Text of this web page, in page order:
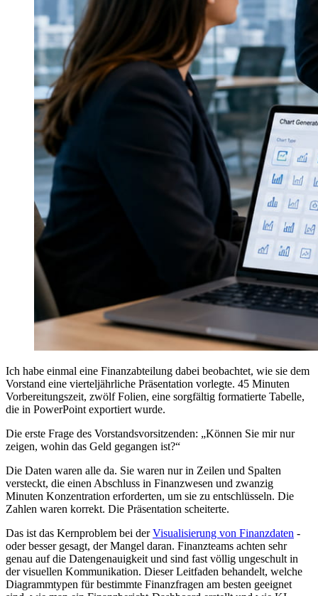
Ich habe einmal eine Finanzabteilung dabei beobachtet, wie sie dem
Vorstand eine vierteljährliche Präsentation vorlegte. 45 Minuten
Vorbereitungszeit, zwölf Folien, eine sorgfältig formatierte Tabelle,
die in PowerPoint exportiert wurde.
Die erste Frage des Vorstandsvorsitzenden: „Können Sie mir nur
zeigen, wohin das Geld gegangen ist?“
Die Daten waren alle da. Sie waren nur in Zeilen und Spalten
versteckt, die einen Abschluss in Finanzwesen und zwanzig
Minuten Konzentration erforderten, um sie zu entschlüsseln. Die
Zahlen waren korrekt. Die Präsentation scheiterte.
Das ist das Kernproblem bei derVisualisierung von Finanzdaten -
oder besser gesagt, der Mangel daran. Finanzteams achten sehr
genau auf die Datengenauigkeit und sind fast völlig ungeschult in
der visuellen Kommunikation. Dieser Leitfaden behandelt, welche
Diagrammtypen für bestimmte Finanzfragen am besten geeignet